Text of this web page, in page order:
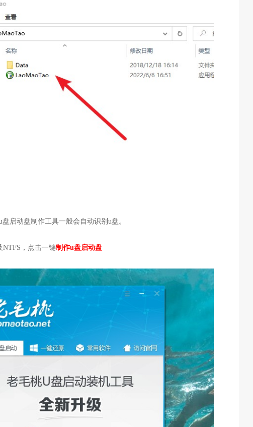
启动盘制作工具一般会自动识别u盘。
，点击一键制作u盘启动盘